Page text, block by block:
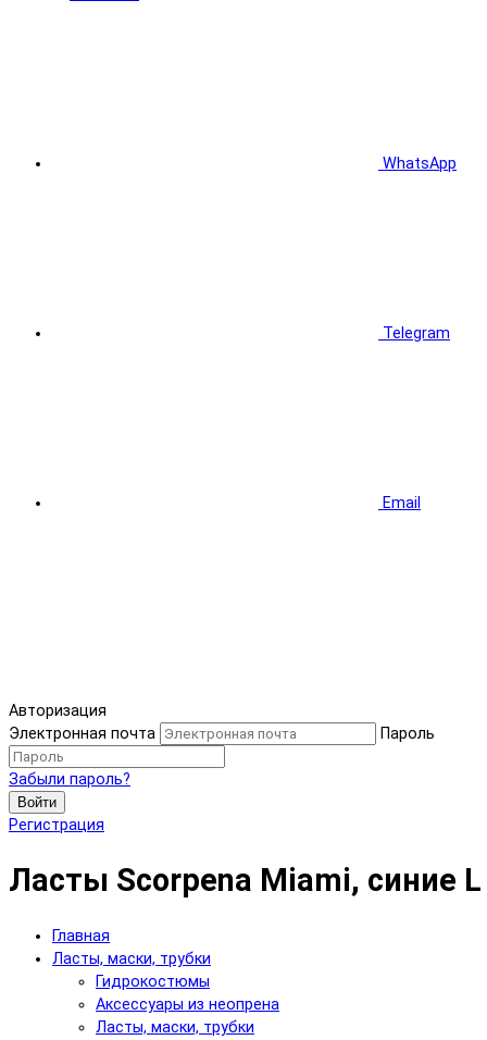
WhatsApp
Telegram
Email
Авторизация
Электронная почта
Пароль
Забыли пароль?
Войти
Регистрация
Ласты Scorpena Miami, синие L
Главная
Ласты, маски, трубки
Гидрокостюмы
Аксессуары из неопрена
Ласты, маски, трубки